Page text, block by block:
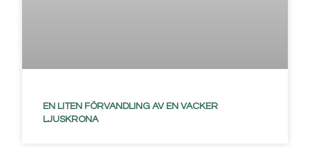
EN LITEN FÖRVANDLING AV EN VACKER
LJUSKRONA